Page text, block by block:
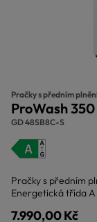
Pračky s předním
ProWash 350
GD 48SB8C-S
Pračky s předním
Energetická třída A
7.990,00 Kč